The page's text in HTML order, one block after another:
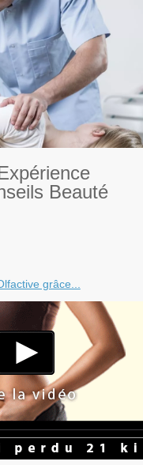
Beauté
grâce...